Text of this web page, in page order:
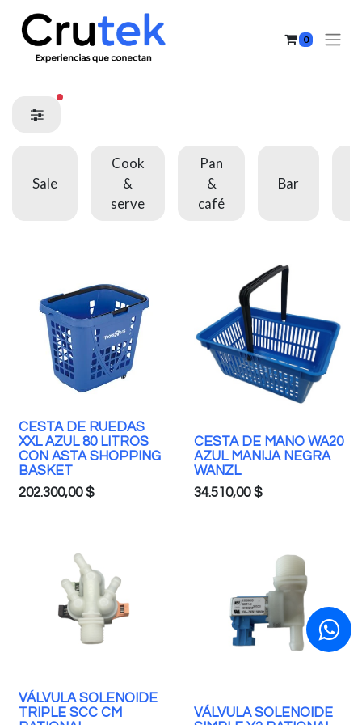
0
Sale
Cook
&
serve
Pan
&
café
Bar
CESTA DE RUEDAS
XXL AZUL 80 LITROS
CON ASTA SHOPPING
BASKET
202.300,00$
CESTA DE MANO WA20
AZUL MANIJA NEGRA
WANZL
34.510,00$
VÁLVULA SOLENOIDE
TRIPLE SCC CM
VÁLVULA SOLENOIDE